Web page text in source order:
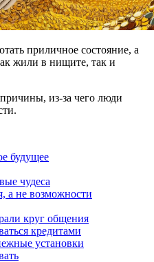
приличное состояние, а
жили в нищите, так и
из-за чего люди
будущее
чудеса
а не возможности
круг общения
кредитами
установки